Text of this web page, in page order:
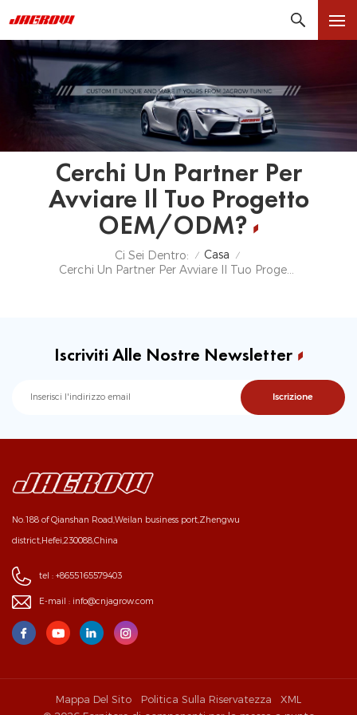
Cerchi Un Partner Per
Avviare Il Tuo Progetto
OEM/ODM?
Ci Sei Dentro: / Casa /
Iscriviti Alle Nostre Newsletter
No.188 of Qianshan Road,Weilan business port,Zhengwu
district,Hefei,230088,China
tel : +8655165579403
E-mail : info@cnjagrow.com
Mappa Del Sito Politica Sulla Riservatezza
XML